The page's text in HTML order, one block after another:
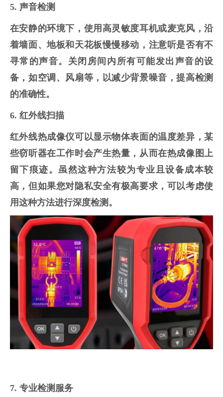
5. 声音检测
在安静的环境下，使用高灵敏度耳机或麦克风，沿
着墙面、地板和天花板慢慢移动，注意听是否有不
寻常的声音。关闭房间内所有可能发出声音的设
备，如空调、风扇等，以减少背景噪音，提高检测
的准确性。
6. 红外线扫描
红外线热成像仪可以显示物体表面的温度差异，某
些窃听器在工作时会产生热量，从而在热成像图上
留下痕迹。虽然这种方法较为专业且设备成本较
高，但如果您对隐私安全有极高要求，可以考虑使
用这种方法进行深度检测。
7. 专业检测服务